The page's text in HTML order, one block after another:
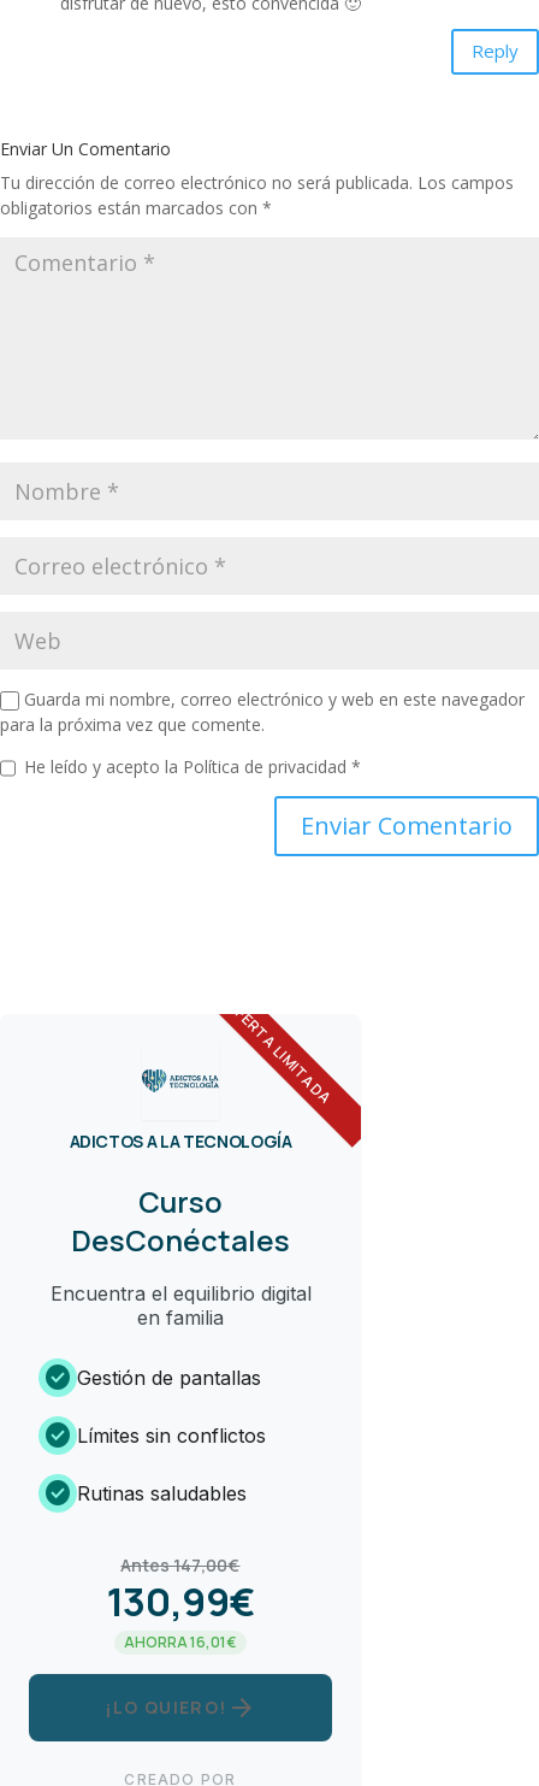
Reply
Enviar Un Comentario
Tu dirección de correo electrónico no será publicada. Los campos
obligatorios están marcados con *
Guarda mi nombre, correo electrónico y web en este navegador
para la próxima vez que comente.
He leído y acepto la Política de privacidad *
OFERTA LIMITADA
ADICTOS A LA TECNOLOGÍA
Curso
DesConéctales
Encuentra el equilibrio digital
en familia
check_circle Gestión de pantallas
check_circle Límites sin conflictos
check_circle Rutinas saludables
Antes 147,00€
130,99€
AHORRA 16,01€
¡LO QUIERO! arrow_forward
CREADO POR